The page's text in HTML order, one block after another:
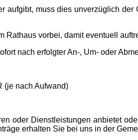
aufgibt, muss dies unverzüglich
vorbei, damit eventuell
nach erfolgter An-, Um- oder
(je nach Aufwand)
oder Dienstleistungen anbietet
erhalten Sie bei uns in der